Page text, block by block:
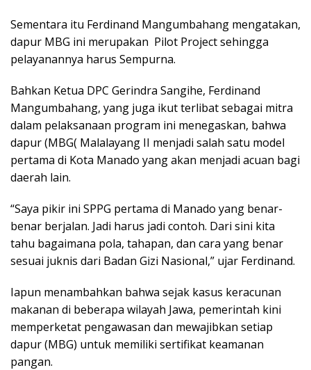
Sementara itu Ferdinand Mangumbahang mengatakan,
dapur MBG ini merupakan Pilot Project sehingga
pelayanannya harus Sempurna.
Bahkan Ketua DPC Gerindra Sangihe, Ferdinand
Mangumbahang, yang juga ikut terlibat sebagai mitra
dalam pelaksanaan program ini menegaskan, bahwa
dapur (MBG( Malalayang II menjadi salah satu model
pertama di Kota Manado yang akan menjadi acuan bagi
daerah lain.
“Saya pikir ini SPPG pertama di Manado yang benar-
benar berjalan. Jadi harus jadi contoh. Dari sini kita
tahu bagaimana pola, tahapan, dan cara yang benar
sesuai juknis dari Badan Gizi Nasional,” ujar Ferdinand.
Iapun menambahkan bahwa sejak kasus keracunan
makanan di beberapa wilayah Jawa, pemerintah kini
memperketat pengawasan dan mewajibkan setiap
dapur (MBG) untuk memiliki sertifikat keamanan
pangan.